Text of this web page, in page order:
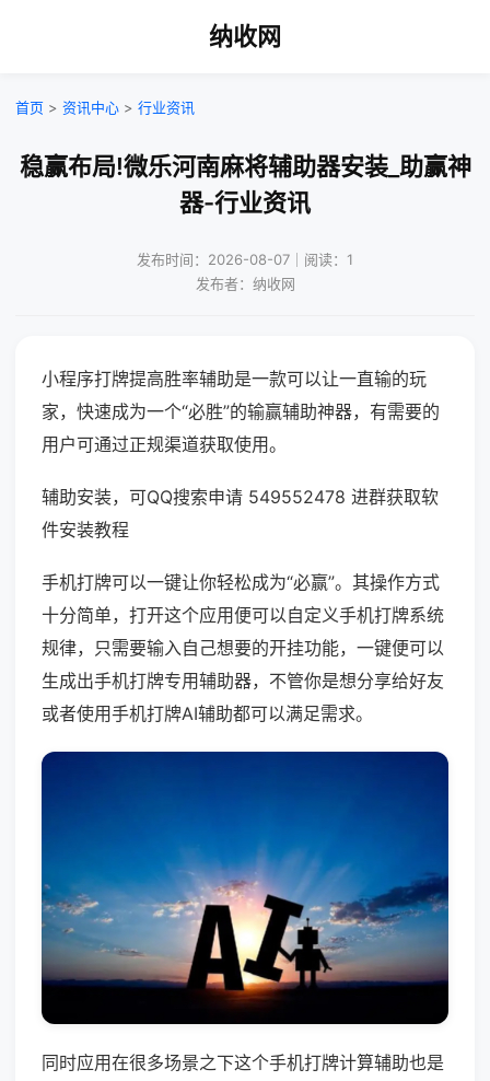
纳收网
首页 > 资讯中心 > 行业资讯
稳赢布局!微乐河南麻将辅助器安装_助赢神
器-行业资讯
发布时间：2026-08-07｜阅读：1
发布者：纳收网
小程序打牌提高胜率辅助是一款可以让一直输的玩
家，快速成为一个“必胜”的输赢辅助神器，有需要的
用户可通过正规渠道获取使用。
辅助安装，可QQ搜索申请 549552478 进群获取软
件安装教程
手机打牌可以一键让你轻松成为“必赢”。其操作方式
十分简单，打开这个应用便可以自定义手机打牌系统
规律，只需要输入自己想要的开挂功能，一键便可以
生成出手机打牌专用辅助器，不管你是想分享给好友
或者使用手机打牌AI辅助都可以满足需求。
同时应用在很多场景之下这个手机打牌计算辅助也是